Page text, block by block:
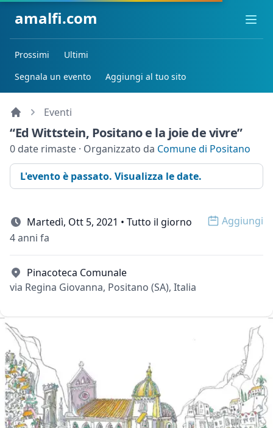
amalfi.com
Prossimi
Ultimi
Segnala un evento
Aggiungi al tuo sito
Eventi
“Ed Wittstein, Positano e la joie de vivre”
0 date rimaste · Organizzato da Comune di Positano
L'evento è passato. Visualizza le date.
Martedì, Ott 5, 2021 • Tutto il giorno Open
Aggiungi
4 anni fa
Pinacoteca Comunale
via Regina Giovanna, Positano (SA), Italia